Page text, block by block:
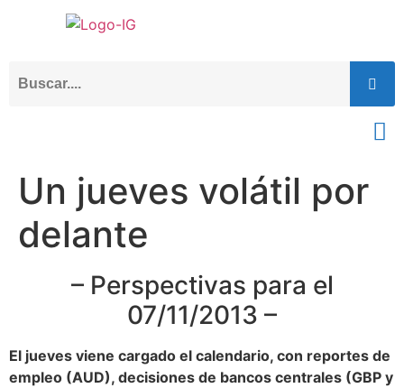
Un jueves volátil por
delante
– Perspectivas para el
07/11/2013 –
El jueves viene cargado el calendario, con reportes de
empleo (AUD), decisiones de bancos centrales (GBP y